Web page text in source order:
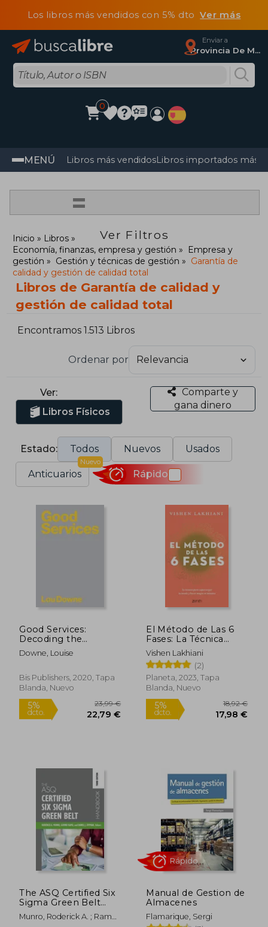
Los libros más vendidos con 5% dtoVer más
Enviar a
Provincia De Madrid
0
MENÚ Libros más vendidosLibros importados más
=
Ver Filtros
Inicio
Libros
Economía, finanzas, empresa y gestión
Empresa y
gestión
Gestión y técnicas de gestión
Garantía de
calidad y gestión de calidad total
Libros de Garantía de calidad y
gestión de calidad total
Encontramos 1.513 Libros
Ordenar por
Ver:
Libros Físicos
Comparte y
gana dinero
Estado: Todos Nuevos Usados
Anticuarios
Nuevo
Rápido
Good Services:
Decoding the
Mystery of What
Makes a Good Service
Downe, Louise
Bis Publishers, 2020, Tapa
Blanda, Nuevo
5%
dcto. 22,79 €
El Método de Las 6
Fases: La Técnica
Probada Para
Supercargar Tu
Mente, Lograr Tus
Objetivos Y Hacer
Magia En Minutos: La
Superca
Vishen Lakhiani
(2)
Planeta, 2023, Tapa
Blanda, Nuevo
5%
dcto.
The ASQ Certified Six
Sigma Green Belt
Handbook (en Inglés)
Munro, Roderick A. ; Ramu,
Manual de Gestion de
Almacenes
Flamarique, Sergi